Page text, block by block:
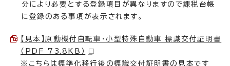
分により必要とする登録項目が異なりますので課税台帳
に登録のある事項が表示されます。
【見本】原動機付自転車・小型特殊自動車 標識交付証明書
（PDF 73.8KB）
※こちらは標準化移行後の標識交付証明書の見本です